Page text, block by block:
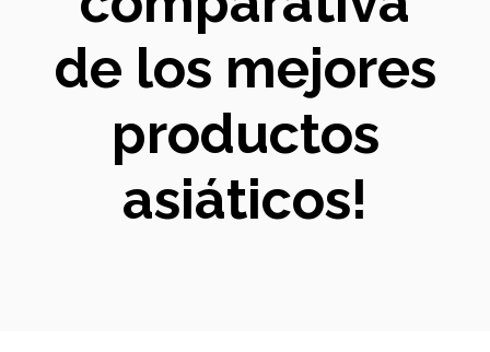
de los mejores
productos
asiáticos!